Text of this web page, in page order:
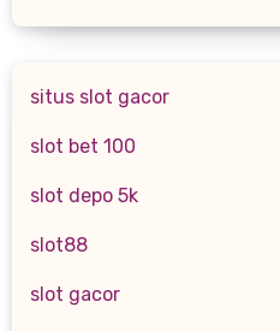
situs slot gacor
slot bet 100
slot depo 5k
slot88
slot gacor